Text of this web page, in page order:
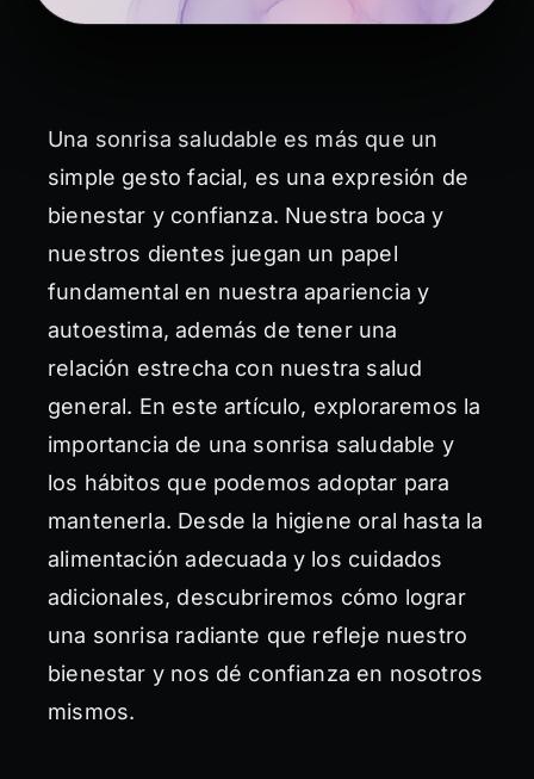
Una sonrisa saludable es más que un
simple gesto facial, es una expresión de
bienestar y confianza. Nuestra boca y
nuestros dientes juegan un papel
fundamental en nuestra apariencia y
autoestima, además de tener una
relación estrecha con nuestra salud
general. En este artículo, exploraremos la
importancia de una sonrisa saludable y
los hábitos que podemos adoptar para
mantenerla. Desde la higiene oral hasta la
alimentación adecuada y los cuidados
adicionales, descubriremos cómo lograr
una sonrisa radiante que refleje nuestro
bienestar y nos dé confianza en nosotros
mismos.